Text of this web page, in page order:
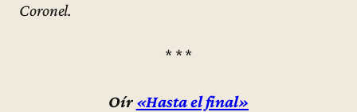
Coronel.
* * *
Oír «Hasta el final»